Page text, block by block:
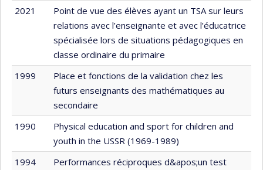
2021
Point de vue des élèves ayant un TSA sur leurs
relations avec l’enseignante et avec l’éducatrice
spécialisée lors de situations pédagogiques en
classe ordinaire du primaire
1999
Place et fonctions de la validation chez les
futurs enseignants des mathématiques au
secondaire
1990
Physical education and sport for children and
youth in the USSR (1969-1989)
1994
Performances réciproques d&apos;un test